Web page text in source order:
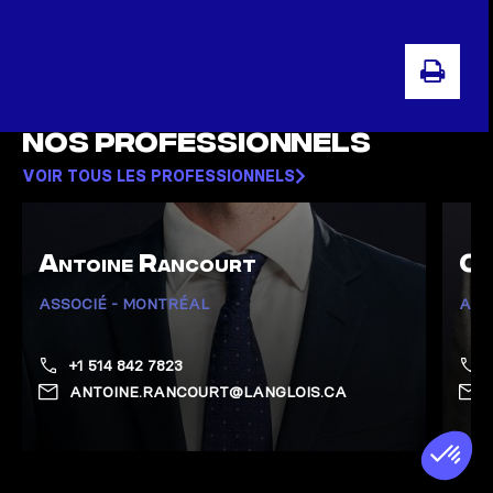
Nos professionnels
VOIR TOUS LES PROFESSIONNELS
Antoine Rancourt
ASSOCIÉ - MONTRÉAL
+1 514 842 7823
ANTOINE.RANCOURT@LANGLOIS.CA